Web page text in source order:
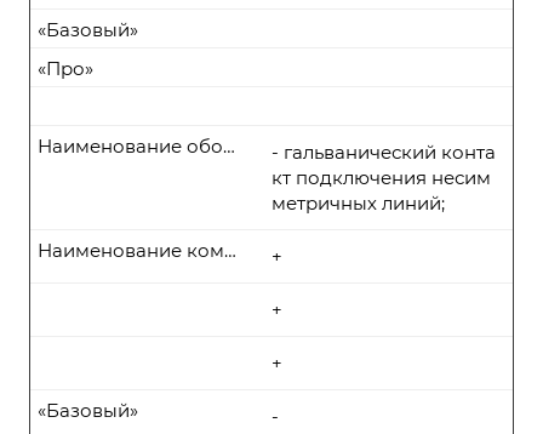
«Базовый»
«Про»
- гальванический конта
кт подключения несим
метричных линий;
Наименование оборудования
+
Наименование комплекта поставки
+
+
-
«Базовый»